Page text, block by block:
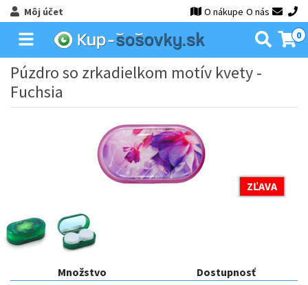
Môj účet O nákupe O nás
0
Púzdro so zrkadielkom motív kvety -
Fuchsia
ZĽAVA
Množstvo
Dostupnosť